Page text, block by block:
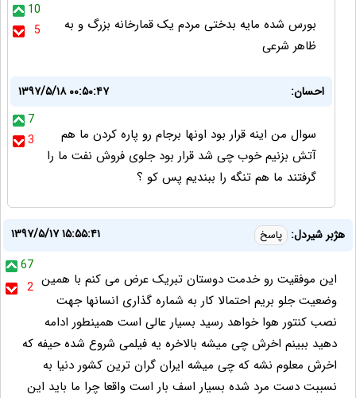
10
5
بورس شده مایه بدختی مردم یک قمارخانه بزرگ و به
ظاهر شرعی
احسان:
۱۳۹۷/۵/۱۸ ۰۰:۵۰:۴۷
7
3
سوال من اینه قرار بود اونها برجام رو پاره کردن ما هم
آتش بزنیم خوب چی شد قرار بود جلوی فروش نفت ما را
گرفتند ما هم تنگه را ببندیم پس کو ؟
هژبر شیردل: پاسخ
۱۳۹۷/۵/۱۷ ۱۵:۵۵:۴۱
67
2 این موفقیت رو خدمت دوستان تبریک عرض می کنم با همین
وضعیت جلو بریم احتمالا کار به شماره گذاری انسانها جهت
نصب کنتور هوا خواهد رسید بسیار عالی است همینطور ادامه
دهید ببینم اخرش چی میشه بالاخره یه فیلمی شروع شده حیفه که
اخرش معلوم نشه که چی میشه ایران گران ترین کشور دنیا به
نسببت دست مرد شده بسیار اسف بار است واقعا چرا ما باید این